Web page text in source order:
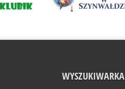
WYSZUKIWARKA